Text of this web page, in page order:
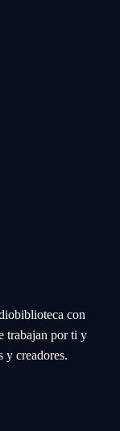
con
trabajan por ti y
y creadores.